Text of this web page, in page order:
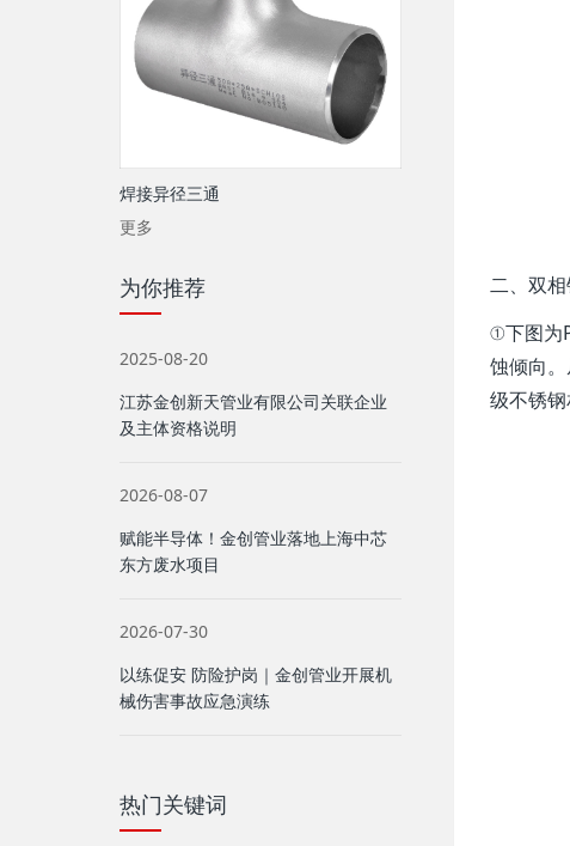
二、双
①下图为
蚀倾向
级不锈
焊接异径三通
更多
为你推荐
2025-08-20
江苏金创新天管业有限公司关联企业
及主体资格说明
2026-08-07
赋能半导体！金创管业落地上海中芯
东方废水项目
2026-07-30
以练促安 防险护岗｜金创管业开展机
械伤害事故应急演练
热门关键词